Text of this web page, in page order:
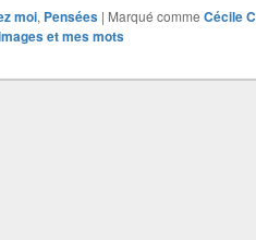
moi, Pensées | Marqué comme Cécile C
et mes mots